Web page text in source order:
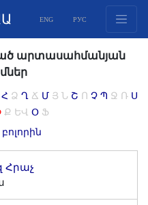
ENG РУС
արտասահմանյան
Հ Ձ Ղ Ճ Մ Յ Ն Շ Ո Չ Պ Ջ Ռ Ս
Ք ԵՎ Օ Ֆ
Հրաչ